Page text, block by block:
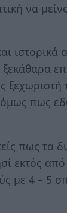
να
ιστορικά
ξεχωριστή
πως
πως τα
εκτός από
με 4 – 5